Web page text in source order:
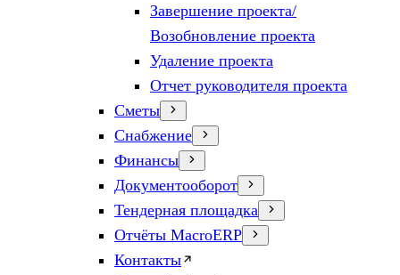
Завершение проекта/
Возобновление проекта
Удаление проекта
Отчет руководителя проекта
Сметы
Снабжение
Финансы
Документооборот
Тендерная площадка
Отчёты MacroERP
Контакты